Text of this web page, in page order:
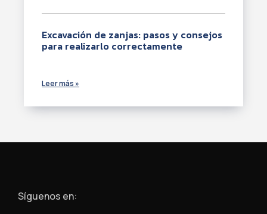
Excavación de zanjas: pasos y consejos
para realizarlo correctamente
Leer más »
Síguenos en: